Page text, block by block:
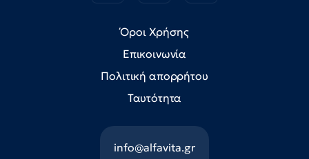
Όροι Χρήσης
Επικοινωνία
Πολιτική απορρήτου
Ταυτότητα
info@alfavita.gr